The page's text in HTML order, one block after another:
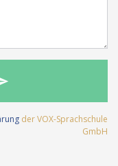
der VOX-Sprachschule
GmbH